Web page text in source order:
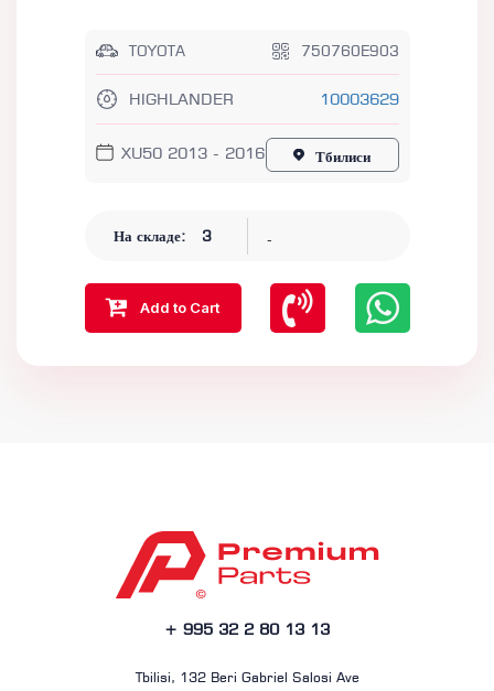
TOYOTA 750760E903
HIGHLANDER 10003629
XU50 2013 - 2016 Тбилиси
На складе: 3 -
Add to Cart
+ 995 32 2 80 13 13
Tbilisi, 132 Beri Gabriel Salosi Ave